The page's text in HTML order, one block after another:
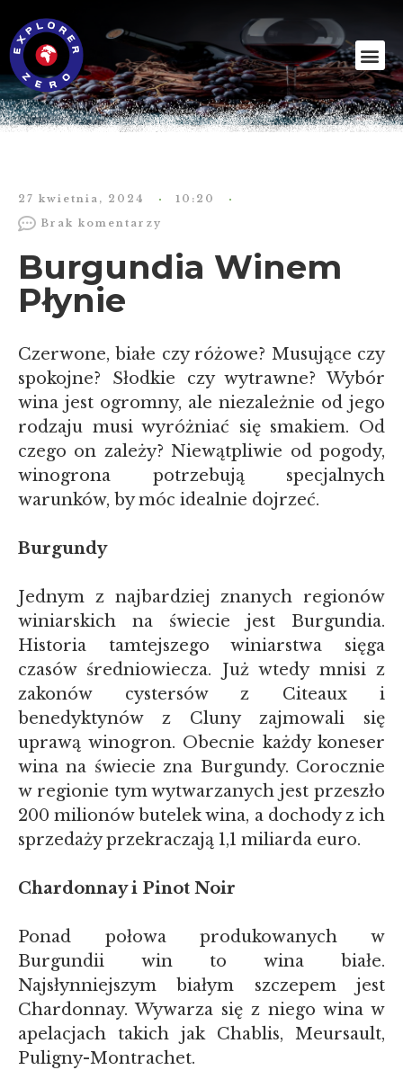
27 kwietnia, 2024
10:20
Brak komentarzy
Burgundia Winem
Płynie
Czerwone, białe czy różowe? Musujące czy
spokojne? Słodkie czy wytrawne? Wybór
wina jest ogromny, ale niezależnie od jego
rodzaju musi wyróżniać się smakiem. Od
czego on zależy? Niewątpliwie od pogody,
winogrona potrzebują specjalnych
warunków, by móc idealnie dojrzeć.
Burgundy
Jednym z najbardziej znanych regionów
winiarskich na świecie jest Burgundia.
Historia tamtejszego winiarstwa sięga
czasów średniowiecza. Już wtedy mnisi z
zakonów cystersów z Citeaux i
benedyktynów z Cluny zajmowali się
uprawą winogron. Obecnie każdy koneser
wina na świecie zna Burgundy. Corocznie
w regionie tym wytwarzanych jest przeszło
200 milionów butelek wina, a dochody z ich
sprzedaży przekraczają 1,1 miliarda euro.
Chardonnay i Pinot Noir
Ponad połowa produkowanych w
Burgundii win to wina białe.
Najsłynniejszym białym szczepem jest
Chardonnay. Wywarza się z niego wina w
apelacjach takich jak Chablis, Meursault,
Puligny-Montrachet.